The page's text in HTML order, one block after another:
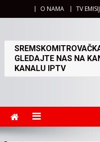
O NAMA TV
GLEDAJTE NAS NA
KANALU IPTV